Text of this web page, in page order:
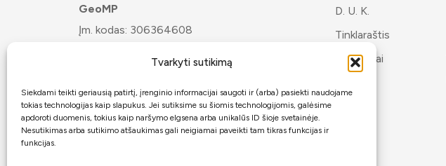
Tvarkyti sutikimą
Siekdami teikti geriausią patirtį, įrenginio informacijai saugoti ir (arba) pasiekti naudojame
tokias technologijas kaip slapukus. Jei sutiksime su šiomis technologijomis, galėsime
apdoroti duomenis, tokius kaip naršymo elgsena arba unikalūs ID šioje svetainėje.
Nesutikimas arba sutikimo atšaukimas gali neigiamai paveikti tam tikras funkcijas ir
funkcijas.
GeoMP
Įm. kodas: 306364608
Josvainių g. 32, LT-57275 Kėdainiai
Bankas:ARTEA
Atsiskaitomoji sąskaita:
LT7271899000062467949
D. U. K.
Tinklaraštis
Kontaktai